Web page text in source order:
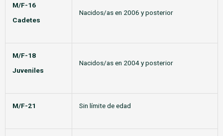
M/F-16
Cadetes
Nacidos/as en 2006 y posterior
M/F-18
Juveniles
Nacidos/as en 2004 y posterior
M/F-21 Sin límite de edad